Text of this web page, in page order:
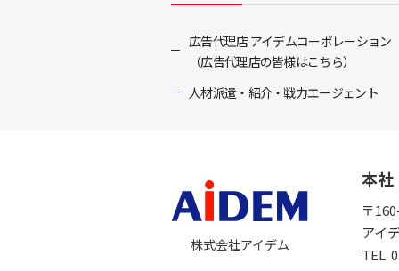
広告代理店 アイデムコーポレーション
（広告代理店の皆様はこちら）
人材派遣・紹介・戦力エージェント
株式会社アイデム
本社
〒
アイ
TEL.